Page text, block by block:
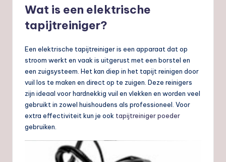
Wat is een elektrische
tapijtreiniger?
Een elektrische tapijtreiniger is een apparaat dat op
stroom werkt en vaak is uitgerust met een borstel en
een zuigsysteem. Het kan diep in het tapijt reinigen door
vuil los te maken en direct op te zuigen. Deze reinigers
zijn ideaal voor hardnekkig vuil en vlekken en worden veel
gebruikt in zowel huishoudens als professioneel. Voor
extra effectiviteit kun je ook tapijtreiniger poeder
gebruiken.